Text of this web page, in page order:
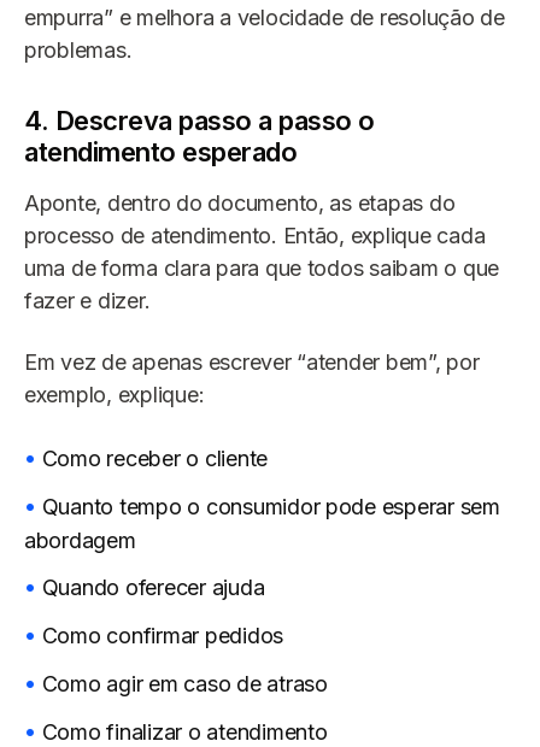
empurra” e melhora a velocidade de resolução de
problemas.
4. Descreva passo a passo o
atendimento esperado
Aponte, dentro do documento, as etapas do
processo de atendimento. Então, explique cada
uma de forma clara para que todos saibam o que
fazer e dizer.
Em vez de apenas escrever “atender bem”, por
exemplo, explique:
Como receber o cliente
Quanto tempo o consumidor pode esperar sem
abordagem
Quando oferecer ajuda
Como confirmar pedidos
Como agir em caso de atraso
Como finalizar o atendimento